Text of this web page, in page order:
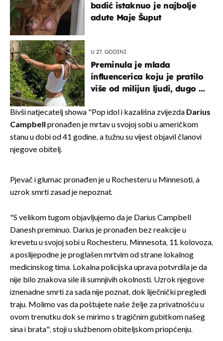
badić istaknuo je najbolje
adute Maje Šuput
U 27. GODINI
Preminula je mlada
influencerica koju je pratilo
više od milijun ljudi, dugo se
Bivši natjecatelj showa "Pop idol i kazališna zvijezda Darius
Campbell pronađen je mrtav u svojoj sobi u američkom
stanu u dobi od 41 godine, a tužnu su vijest objavil članovi
njegove obitelj.
Pjevač i glumac pronađen je u Rochesteru u Minnesoti, a
uzrok smrti zasad je nepoznat.
"S velikom tugom objavljujemo da je Darius Campbell
Danesh preminuo. Darius je pronađen bez reakcije u
krevetu u svojoj sobi u Rochesteru, Minnesota, 11. kolovoza,
a poslijepodne je proglašen mrtvim od strane lokalnog
medicinskog tima. Lokalna policijska uprava potvrdila je da
nije bilo znakova sile ili sumnjivih okolnosti. Uzrok njegove
iznenadne smrti za sada nije poznat, dok liječnički pregledi
traju. Molimo vas da poštujete naše želje za privatnošću u
ovom trenutku dok se mirimo s tragičnim gubitkom našeg
sina i brata", stoji u službenom obiteljskom priopćenju.